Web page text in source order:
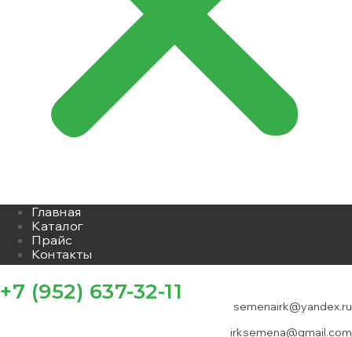
Главная
Каталог
Прайс
Контакты
+7 (952) 637-32-11
semenairk@yandex.ru
irksemena@gmail.com